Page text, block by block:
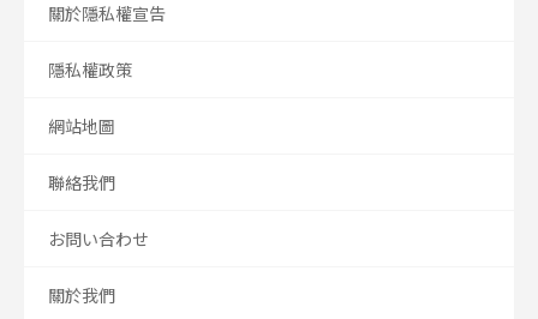
關於隱私權宣告
隱私權政策
網站地圖
聯絡我們
お問い合わせ
關於我們